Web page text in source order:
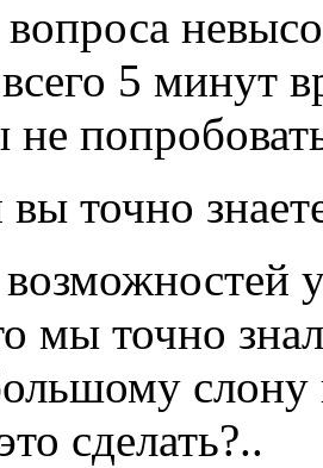
всего 5 минут
точно
мы точно
слону
сделать?..